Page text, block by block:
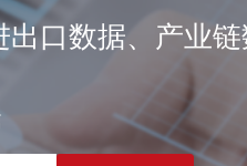
口数据、产业